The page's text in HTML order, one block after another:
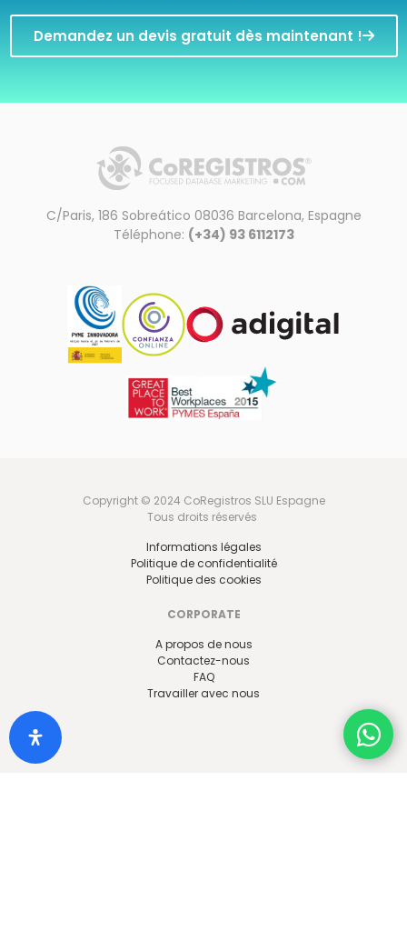
Demandez un devis gratuit dès maintenant !
C/Paris, 186 Sobreático 08036 Barcelona, Espagne
Téléphone: (+34) 93 6112173
Copyright © 2024 CoRegistros SLU Espagne
Tous droits réservés
Informations légales
Politique de confidentialité
Politique des cookies
CORPORATE
A propos de nous
Contactez-nous
FAQ
Travailler avec nous